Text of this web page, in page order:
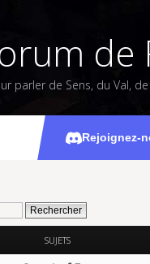
de
parler de Sens, du Val,
Rejoignez-
SUJETS